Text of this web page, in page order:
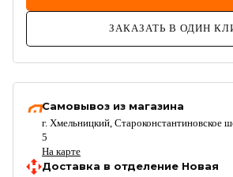
ЗАКАЗАТЬ В ОДИН
Самовывоз из магазина
г. Хмельницкий, Староконстантиновское
5
На карте
Доставка в отделение Новая